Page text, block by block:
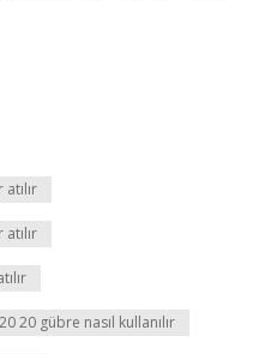
20 gübre nasıl kullanılır